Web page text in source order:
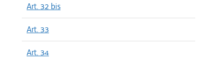
Art. 32 bis
Art. 33
Art. 34